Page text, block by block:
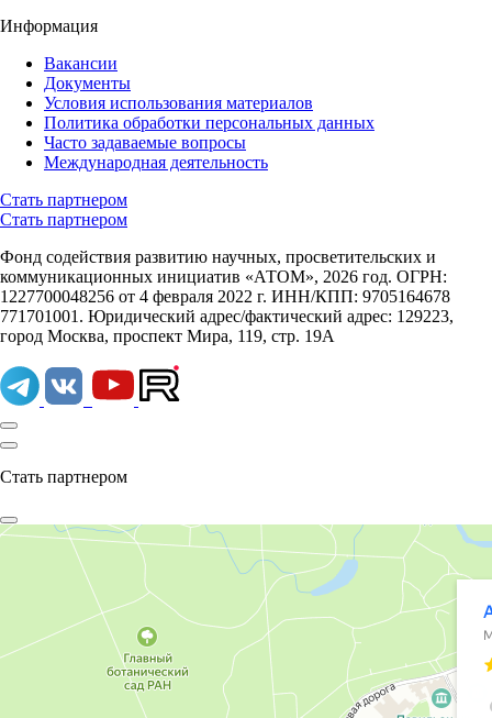
Информация
Вакансии
Документы
Условия использования материалов
Политика обработки персональных данных
Часто задаваемые вопросы
Международная деятельность
Стать партнером
Стать партнером
Фонд содействия развитию научных, просветительских и
коммуникационных инициатив «АТОМ», 2026 год. ОГРН:
1227700048256 от 4 февраля 2022 г. ИНН/КПП: 9705164678
771701001. Юридический адрес/фактический адрес: 129223,
город Москва, проспект Мира, 119, стр. 19А
Стать партнером